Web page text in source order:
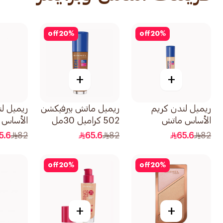
20%
off
+
ريميل لندن كريم
الأساس ماتش
82
65.6
20%
off
+
ريميل ماتش بيرفيكشن
502 كراميل 30مل
82
65.6
ريميل
82
20%
off
+
20%
off
+